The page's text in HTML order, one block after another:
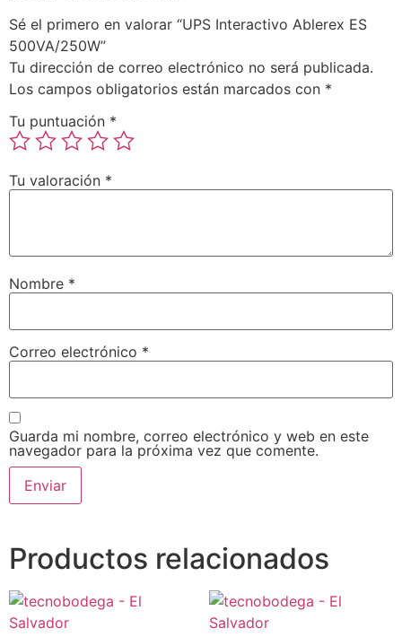
Sé el primero en valorar “UPS Interactivo Ablerex ES
500VA/250W”
Tu dirección de correo electrónico no será publicada.
Los campos obligatorios están marcados con *
Tu puntuación *
Tu valoración *
Nombre *
Correo electrónico *
Guarda mi nombre, correo electrónico y web en este
navegador para la próxima vez que comente.
Productos relacionados